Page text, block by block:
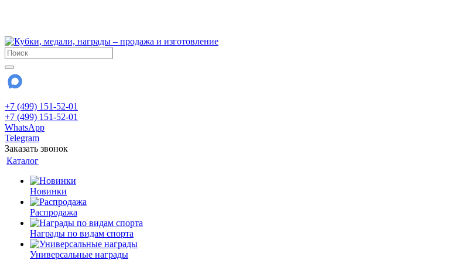
+7 (499) 151-52-01
+7 (499) 151-52-01
WhatsApp
Telegram
Заказать звонок
Каталог
Новинки
Распродажа
Награды по видам спорта
Универсальные награды